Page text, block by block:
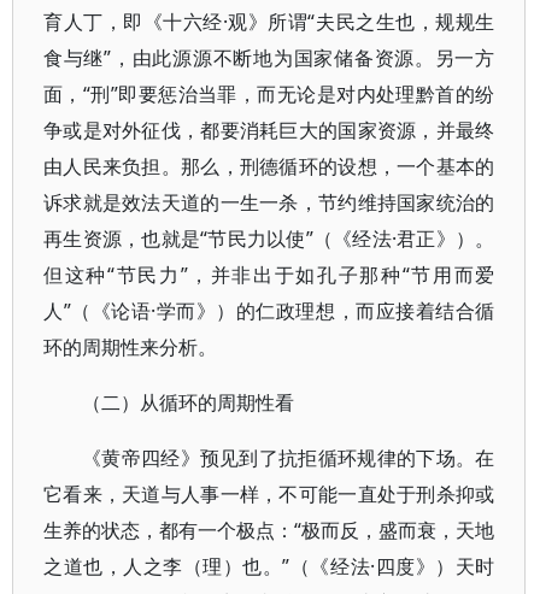
育人丁，即《十六经·观》所谓“夫民之生也，规规生
食与继”，由此源源不断地为国家储备资源。另一方
面，“刑”即要惩治当罪，而无论是对内处理黔首的纷
争或是对外征伐，都要消耗巨大的国家资源，并最终
由人民来负担。那么，刑德循环的设想，一个基本的
诉求就是效法天道的一生一杀，节约维持国家统治的
再生资源，也就是“节民力以使”（《经法·君正》）。
但这种“节民力”，并非出于如孔子那种“节用而爱
人”（《论语·学而》）的仁政理想，而应接着结合循
环的周期性来分析。
（二）从循环的周期性看
《黄帝四经》预见到了抗拒循环规律的下场。在
它看来，天道与人事一样，不可能一直处于刑杀抑或
生养的状态，都有一个极点：“极而反，盛而衰，天地
之道也，人之李（理）也。”（《经法·四度》）天时